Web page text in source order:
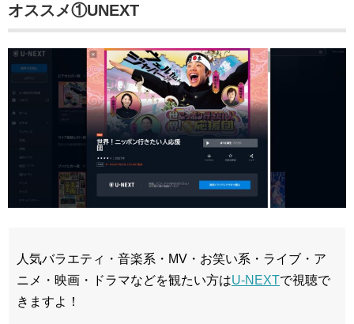
オススメ①UNEXT
人気バラエティ・音楽系・MV・お笑い系・ライブ・ア
ニメ・映画・ドラマなどを観たい方はU-NEXTで視聴で
きますよ！